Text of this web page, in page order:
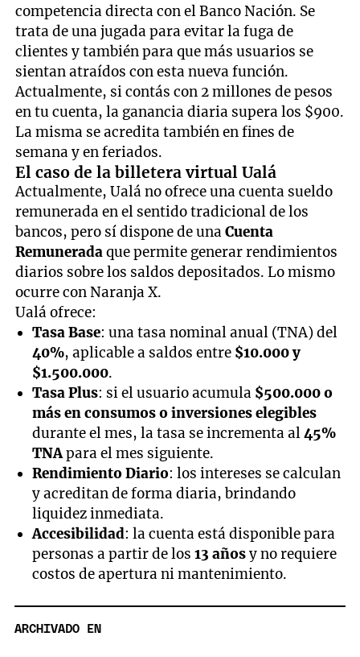
competencia directa con el Banco Nación. Se
trata de una jugada para evitar la fuga de
clientes y también para que más usuarios se
sientan atraídos con esta nueva función.
Actualmente, si contás con 2 millones de pesos
en tu cuenta, la ganancia diaria supera los $900.
La misma se acredita también en fines de
semana y en feriados.
El caso de la billetera virtual Ualá
Actualmente, Ualá no ofrece una cuenta sueldo
remunerada en el sentido tradicional de los
bancos, pero sí dispone de unaCuenta
Remuneradaque permite generar rendimientos
diarios sobre los saldos depositados. Lo mismo
ocurre con Naranja X.
Ualá ofrece:
Tasa Base: una tasa nominal anual (TNA) del
40%, aplicable a saldos entre $10.000 y
$1.500.000.
Tasa Plus: si el usuario acumula $500.000 o
más en consumos o inversiones elegibles
durante el mes, la tasa se incrementa al45%
TNApara el mes siguiente.
Rendimiento Diario: los intereses se calculan
y acreditan de forma diaria, brindando
liquidez inmediata.
Accesibilidad: la cuenta está disponible para
personas a partir de los13 añosy no requiere
costos de apertura ni mantenimiento.
ARCHIVADO EN